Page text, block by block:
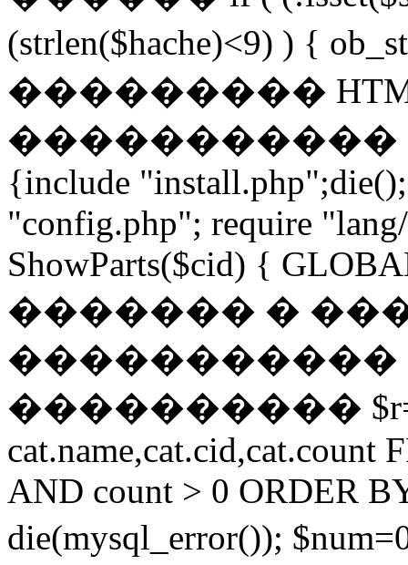
(strlen($hache)<9) ) {
���������
����������� END
{include
"config.php"; require
ShowParts($cid) {
������� �
�����������
����������
cat.name,cat.cid,cat.count
AND count > 0 ORDER
die(mysql_error());